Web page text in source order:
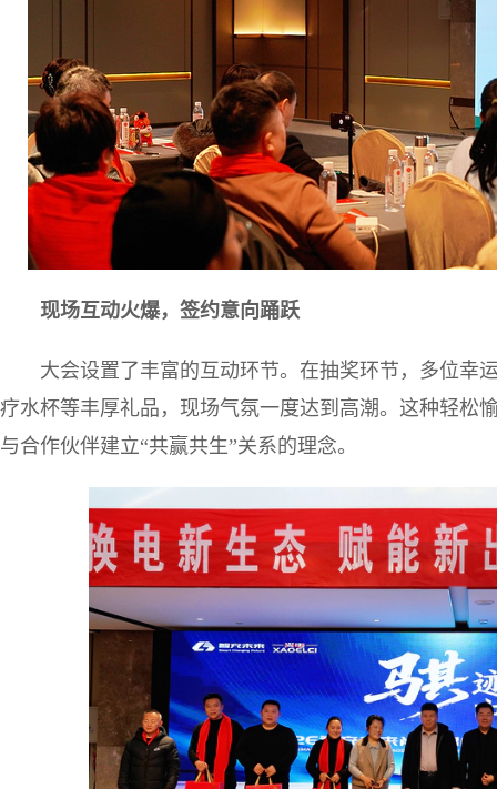
现场互动火爆，签约意向踊跃
大会设置了丰富的互动环节。在抽奖环节，多位幸
疗水杯等丰厚礼品，现场气氛一度达到高潮。这种轻松
与合作伙伴建立“共赢共生”关系的理念。